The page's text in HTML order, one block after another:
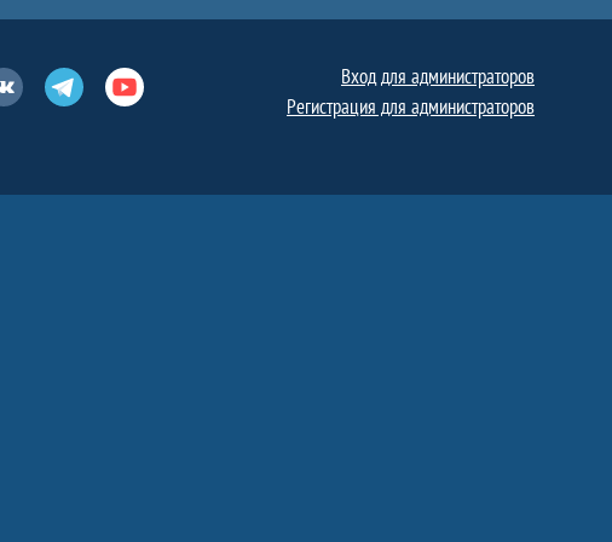
ВконтактеТелеграмЮтуб
Вход для администраторов
Регистрация для администраторов